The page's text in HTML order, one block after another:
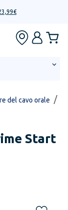
del cavo orale /
Start